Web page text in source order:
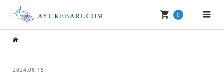
0
2024.06.15